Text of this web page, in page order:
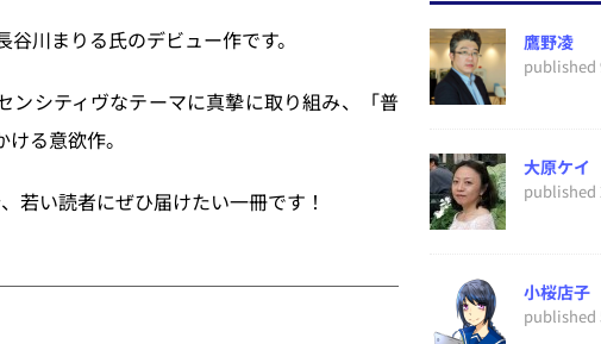
川まりる氏のデビュー作です。
シティヴなテーマに真摯に取り組み、「普
る意欲作。
若い読者にぜひ届けたい一冊です！
鷹野凌
published
大原ケイ
published
小桜店子
published